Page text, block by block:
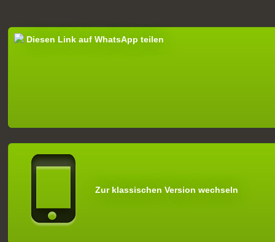
Diesen Link auf WhatsApp teilen
Zur klassischen Version wechseln